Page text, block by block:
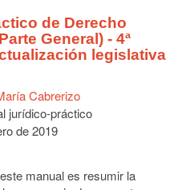
de Derecho
General) - 4ª
legislativa
Cabrerizo
jurídico-práctico
de 2019
manual es resumir la